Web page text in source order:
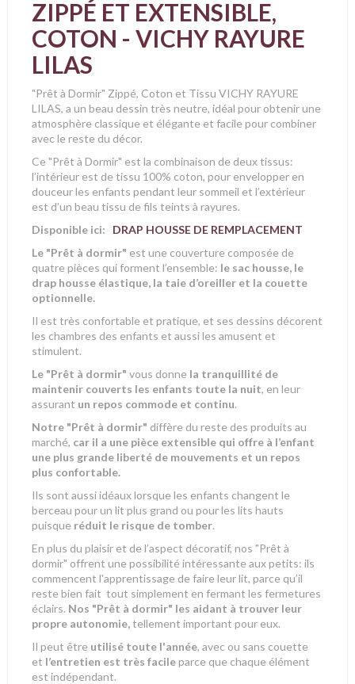
ZIPPÉ ET EXTENSIBLE,
COTON - VICHY RAYURE
LILAS
"Prêt à Dormir" Zippé, Coton et Tissu VICHY RAYURE
LILAS, a un beau dessin très neutre, idéal pour obtenir une
atmosphère classique et élégante et facile pour combiner
avec le reste du décor.
Ce "Prêt à Dormir" est la combinaison de deux tissus:
l’intérieur est de tissu 100% coton, pour envelopper en
douceur les enfants pendant leur sommeil et l’extérieur
est d’un beau tissu de fils teints à rayures.
Disponible ici:
DRAP HOUSSE DE REMPLACEMENT
Le "Prêt à dormir" est une couverture composée de
quatre pièces qui forment l’ensemble: le sac housse, le
drap housse élastique, la taie d’oreiller et la couette
optionnelle.
Il est très confortable et pratique, et ses dessins décorent
les chambres des enfants et aussi les amusent et
stimulent.
Le "Prêt à dormir" vous donne la tranquillité de
maintenir couverts les enfants toute la nuit, en leur
assurant un repos commode et continu.
Notre "Prêt à dormir" diffère du reste des produits au
marché, car il a une pièce extensible qui offre à l’enfant
une plus grande liberté de mouvements et un repos
plus confortable.
Ils sont aussi idéaux lorsque les enfants changent le
berceau pour un lit plus grand ou pour les lits hauts
puisque réduit le risque de tomber.
En plus du plaisir et de l’aspect décoratif, nos "Prêt à
dormir" offrent une possibilité intéressante aux petits: ils
commencent l'apprentissage de faire leur lit, parce qu’il
reste bien fait tout simplement en fermant les fermetures
éclairs. Nos "Prêt à dormir" les aidant à trouver leur
propre autonomie,tellement important pour eux.
Il peut être utilisé toute l'année, avec ou sans couette
et l’entretien est très facileparce que chaque élément
est indépendant.